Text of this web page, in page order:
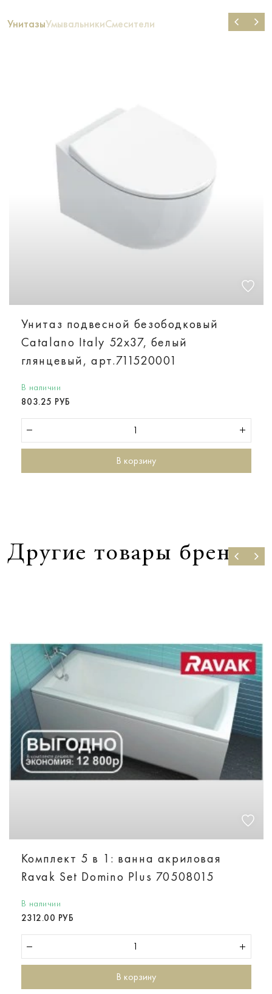
УнитазыУмывальникиСмесители
Унитаз подвесной безободковый
Catalano Italy 52х37, белый
глянцевый, арт.711520001
В наличии
803.25 РУБ
В корзину
Другие товары бренда
Комплект 5 в 1: ванна акриловая
Ravak Set Domino Plus 70508015
В наличии
2312.00 РУБ
В корзину